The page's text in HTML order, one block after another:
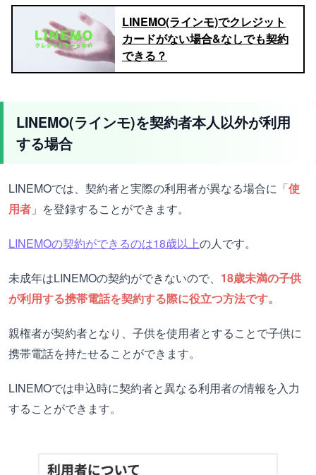
LINEMO(ラインモ)でクレジット
カードがない場合&なしでも契約
できる？
LINEMO(ラインモ)を契約者本人以外が利用
する場合
LINEMOでは、契約者と実際の利用者が異なる場合に「使
用者 」を登録することができます。
LINEMOの契約ができるのは18歳以上の人です。
未成年はLINEMOの契約ができないので、 18歳未満の子供
が利用する携帯電話を契約する際に役立つ方法です。
親権者が契約者となり、子供を使用者とすることで子供に
携帯電話を持たせることができます。
LINEMOでは申込時に契約者と異なる利用者の情報を入力
することができます。